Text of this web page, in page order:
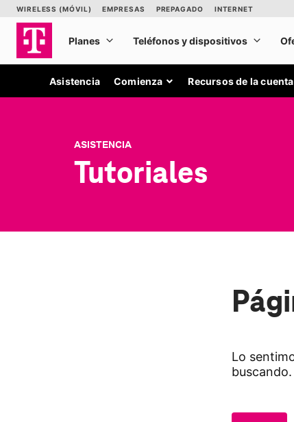
Asistencia Comienza Recursos de la cuenta
ASISTENCIA
Tutoriales